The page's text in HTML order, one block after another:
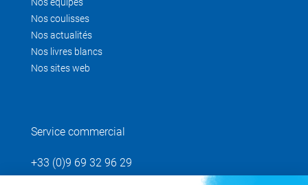
Nos coulisses
Nos actualités
Nos livres blancs
Nos sites web
Service commercial
+33 (0)9 69 32 96 29